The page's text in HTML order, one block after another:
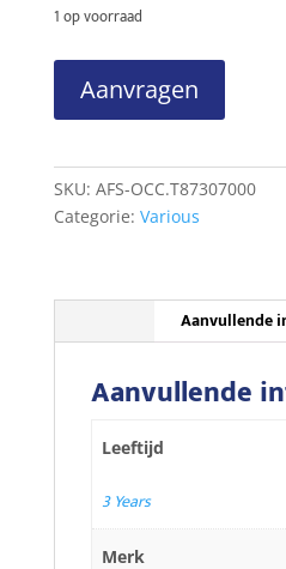
1 op voorraad
Reco
Server
aantal
Aanvragen
SKU: AFS-OCC.T87307000
Categorie: Various
Aanvullende
Aanvullende
Leeftijd
3 Years
Merk